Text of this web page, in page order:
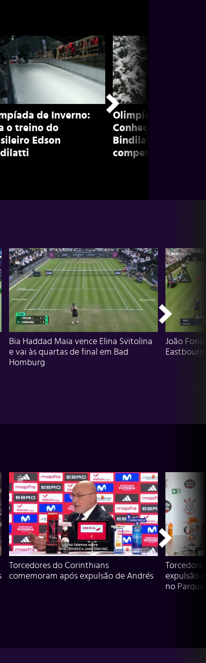
de Inverno:
o treino do
Edson
Olimpíada de
Conheça Edson
Bindilatti,
competidor de
Bia Haddad Maia vence Elina Svitolina
e vai às quartas de final em Bad
Homburg
João
Torcedores do Corinthians
comemoram após expulsão de Andrés
expulsão
no Parque